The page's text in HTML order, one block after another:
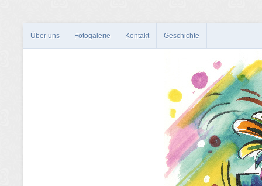
Über uns Fotogalerie Kontakt Geschichte